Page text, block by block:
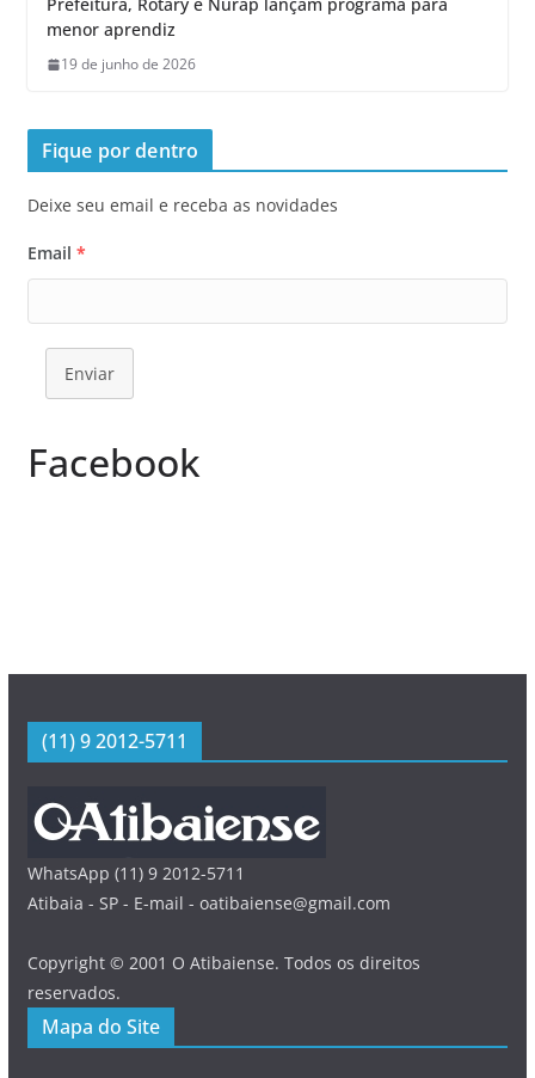
menor aprendiz
19 de junho de 2026
Fique por dentro
Deixe seu email e receba as novidades
Email *
Enviar
Facebook
(11) 9 2012-5711
WhatsApp (11) 9 2012-5711
Atibaia - SP - E-mail - oatibaiense@gmail.com
Copyright © 2001 O Atibaiense. Todos os direitos
reservados.
Mapa do Site